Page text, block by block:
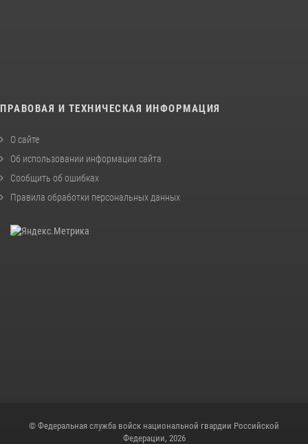
ПРАВОВАЯ И ТЕХНИЧЕСКАЯ ИНФОРМАЦИЯ
О сайте
Об использовании информации сайта
Сообщить об ошибках
Правила обработки персональных данных
© Федеральная служба войск национальной гвардии Российской
Федерации, 2026